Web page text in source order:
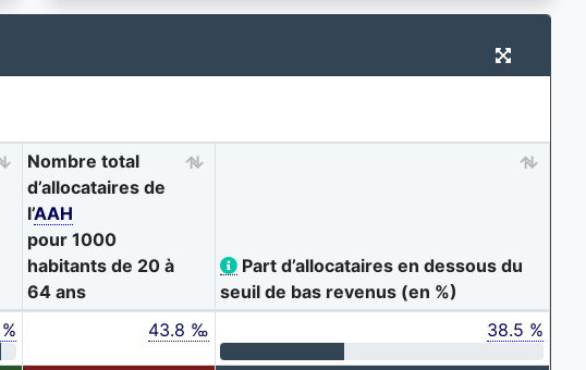
Nombre total
d’allocataires de
l’AAH
pour 1000
habitants de 20 à
64 ans
Part d’allocataires en dessous du
seuil de bas revenus (en %)
43.8 ‰ 38.5 %